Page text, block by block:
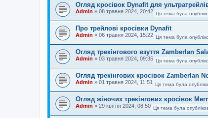
Огляд кросівок Dynafit для
Admin » 08 травня 2024, 20:42 Ця тема була
Про трейлові кросівки Dynafit
Admin » 06 травня 2024, 15:22 Ця тема була
Огляд трекінгового взуття Zamberlan
Admin » 03 травня 2024, 09:35 Ця тема була
Огляд трекінгових кросівок Zamberlan
Admin » 01 травня 2024, 11:51 Ця тема була
Огляд жіночих трекінгових кросівок
Admin » 29 квітня 2024, 08:50 Ця тема була